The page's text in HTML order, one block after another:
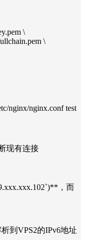
\
\
nginx/nginx.conf test
现有连接
，而
到VPS2的IPv6地址